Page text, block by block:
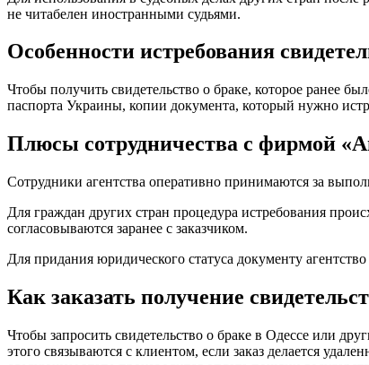
не читабелен иностранными судьями.
Особенности истребования
Чтобы получить свидетельство о браке, которое ранее
паспорта Украины, копии документа, который нужно
Плюсы сотрудничества с фирмой
Сотрудники агентства оперативно принимаются за
Для граждан других стран процедура истребования
согласовываются заранее с заказчиком.
Для придания юридического статуса документу
Как заказать получение
Чтобы запросить свидетельство о браке в Одессе или
этого связываются с клиентом, если заказ делается